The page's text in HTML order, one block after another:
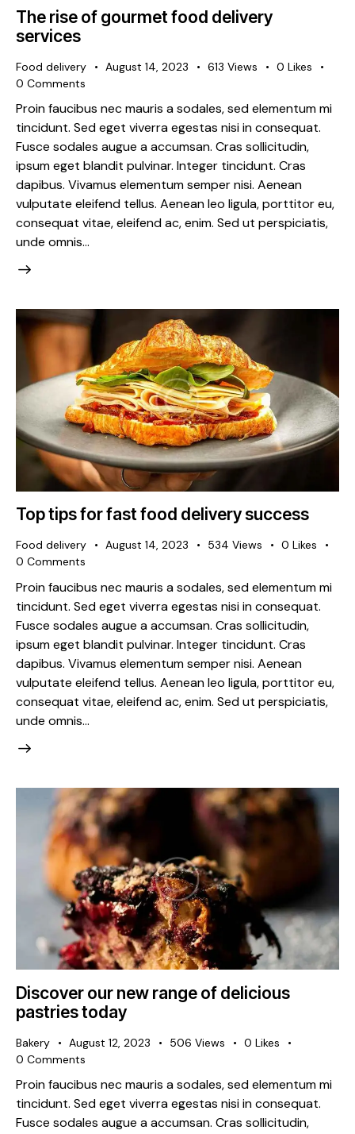
The rise of gourmet food delivery
services
Food delivery August 14, 2023 613 Views 0 Likes
0 Comments
Proin faucibus nec mauris a sodales, sed elementum mi
tincidunt. Sed eget viverra egestas nisi in consequat.
Fusce sodales augue a accumsan. Cras sollicitudin,
ipsum eget blandit pulvinar. Integer tincidunt. Cras
dapibus. Vivamus elementum semper nisi. Aenean
vulputate eleifend tellus. Aenean leo ligula, porttitor eu,
consequat vitae, eleifend ac, enim. Sed ut perspiciatis,
unde omnis…
Top tips for fast food delivery success
Food delivery August 14, 2023 534 Views 0 Likes
0 Comments
Proin faucibus nec mauris a sodales, sed elementum mi
tincidunt. Sed eget viverra egestas nisi in consequat.
Fusce sodales augue a accumsan. Cras sollicitudin,
ipsum eget blandit pulvinar. Integer tincidunt. Cras
dapibus. Vivamus elementum semper nisi. Aenean
vulputate eleifend tellus. Aenean leo ligula, porttitor eu,
consequat vitae, eleifend ac, enim. Sed ut perspiciatis,
unde omnis…
Discover our new range of delicious
pastries today
Bakery August 12, 2023 506 Views 0 Likes
0 Comments
Proin faucibus nec mauris a sodales, sed elementum mi
tincidunt. Sed eget viverra egestas nisi in consequat.
Fusce sodales augue a accumsan. Cras sollicitudin,